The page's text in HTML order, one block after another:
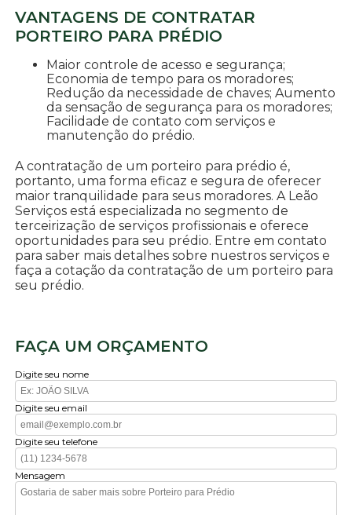
VANTAGENS DE CONTRATAR
PORTEIRO PARA PRÉDIO
Maior controle de acesso e segurança;
Economia de tempo para os moradores;
Redução da necessidade de chaves; Aumento
da sensação de segurança para os moradores;
Facilidade de contato com serviços e
manutenção do prédio.
A contratação de um porteiro para prédio é,
portanto, uma forma eficaz e segura de oferecer
maior tranquilidade para seus moradores. A Leão
Serviços está especializada no segmento de
terceirização de serviços profissionais e oferece
oportunidades para seu prédio. Entre em contato
para saber mais detalhes sobre nuestros serviços e
faça a cotação da contratação de um porteiro para
seu prédio.
FAÇA UM ORÇAMENTO
Digite seu nome
Digite seu email
Digite seu telefone
Mensagem